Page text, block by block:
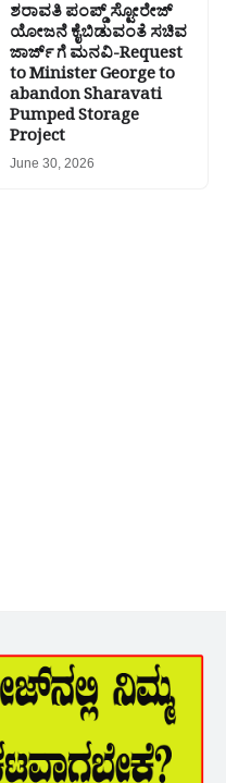
ಶರಾವತಿ ಪಂಪ್ಡ್ ಸ್ಟೋರೇಜ್
ಯೋಜನೆ ಕೈಬಿಡುವಂತೆ ಸಚಿವ
ಜಾರ್ಜ್ ಗೆ ಮನವಿ-Request
to Minister George to
abandon Sharavati
Pumped Storage
Project
June 30, 2026